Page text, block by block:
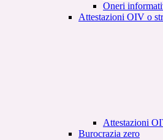
Oneri
Attestazioni OIV o
Attestazioni
Burocrazia zero